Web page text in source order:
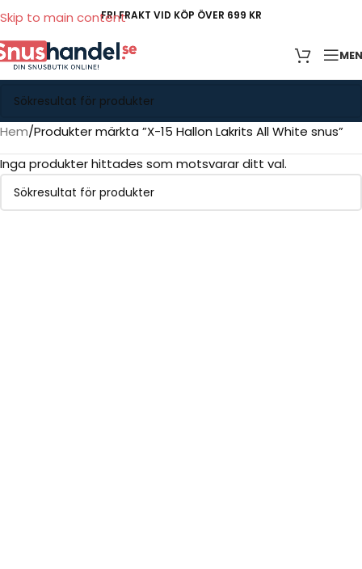
Skip to main contentFRI FRAKT VID KÖP ÖVER 699 KR
Hem Produkter märkta ”X-15 Hallon Lakrits All White snus”
Inga produkter hittades som motsvarar ditt val.